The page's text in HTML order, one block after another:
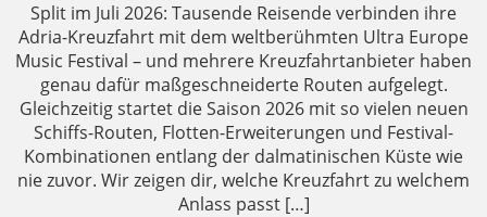
Split im Juli 2026: Tausende Reisende verbinden ihre
Adria-Kreuzfahrt mit dem weltberühmten Ultra Europe
Music Festival – und mehrere Kreuzfahrtanbieter haben
genau dafür maßgeschneiderte Routen aufgelegt.
Gleichzeitig startet die Saison 2026 mit so vielen neuen
Schiffs-Routen, Flotten-Erweiterungen und Festival-
Kombinationen entlang der dalmatinischen Küste wie
nie zuvor. Wir zeigen dir, welche Kreuzfahrt zu welchem
Anlass passt […]